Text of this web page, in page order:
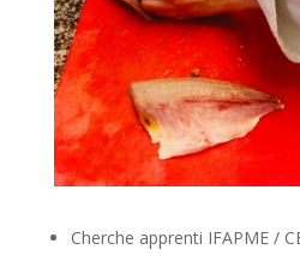
Cherche apprenti IFAPME /